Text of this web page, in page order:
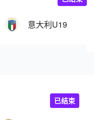
意大利U19
已结束